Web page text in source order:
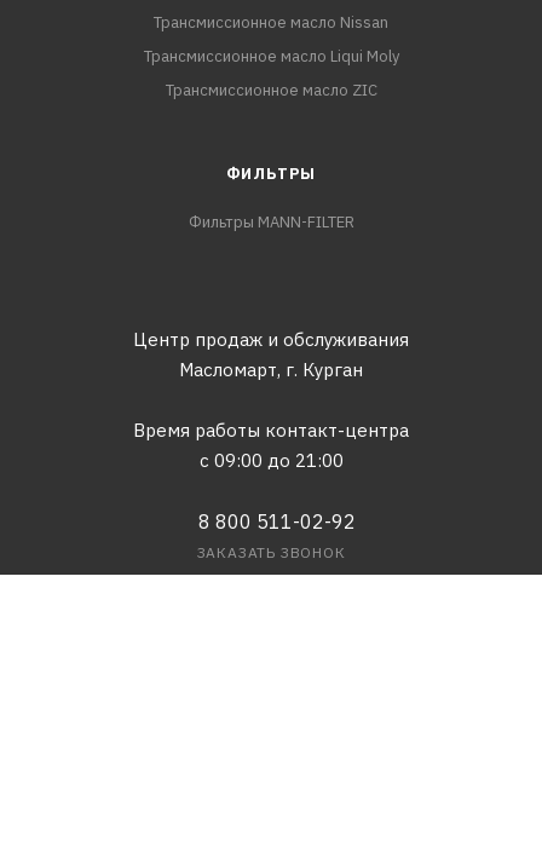
Трансмиссионное масло Nissan
Трансмиссионное масло Liqui Moly
Трансмиссионное масло ZIC
ФИЛЬТРЫ
Фильтры MANN-FILTER
Центр продаж и обслуживания
Масломарт, г. Курган
Время работы контакт-центра
с 09:00 до 21:00
8 800 511-02-92
ЗАКАЗАТЬ ЗВОНОК